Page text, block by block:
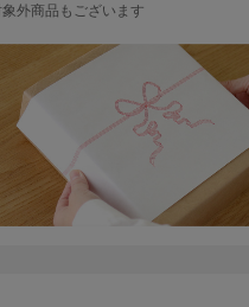
外商品もございます